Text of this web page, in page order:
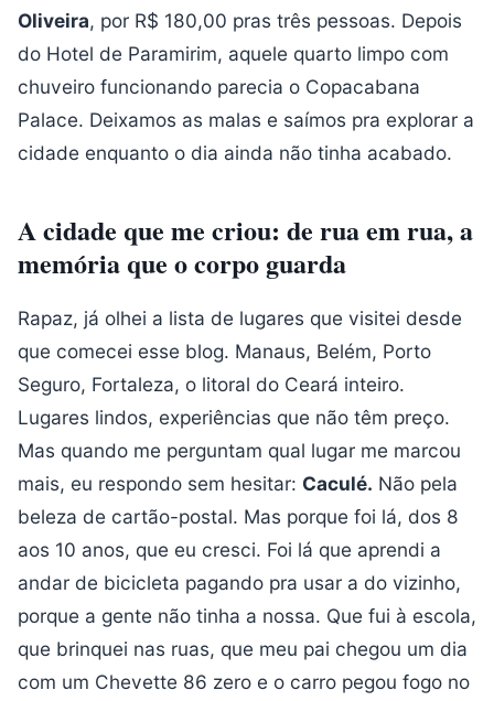
Oliveira, por R$ 180,00 pras três pessoas. Depois
do Hotel de Paramirim, aquele quarto limpo com
chuveiro funcionando parecia o Copacabana
Palace. Deixamos as malas e saímos pra explorar a
cidade enquanto o dia ainda não tinha acabado.
A cidade que me criou: de rua em rua, a
memória que o corpo guarda
Rapaz, já olhei a lista de lugares que visitei desde
que comecei esse blog. Manaus, Belém, Porto
Seguro, Fortaleza, o litoral do Ceará inteiro.
Lugares lindos, experiências que não têm preço.
Mas quando me perguntam qual lugar me marcou
mais, eu respondo sem hesitar: Caculé. Não pela
beleza de cartão-postal. Mas porque foi lá, dos 8
aos 10 anos, que eu cresci. Foi lá que aprendi a
andar de bicicleta pagando pra usar a do vizinho,
porque a gente não tinha a nossa. Que fui à escola,
que brinquei nas ruas, que meu pai chegou um dia
com um Chevette 86 zero e o carro pegou fogo no